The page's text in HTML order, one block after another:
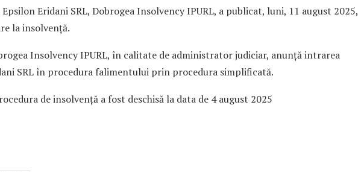
Eridani SRL, Dobrogea Insolvency IPURL, a publicat, luni, 11 august 2025,
la insolvență.
Insolvency IPURL, în calitate de administrator judiciar, anunță intrarea
SRL în procedura falimentului prin procedura simplificată.
de insolvență a fost deschisă la data de 4 august 2025